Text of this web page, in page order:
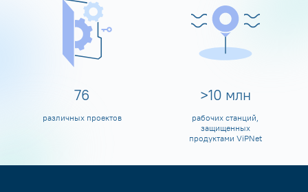
80
различных проектов
>10 млн
рабочих станций,
защищенных
продуктами ViPNet